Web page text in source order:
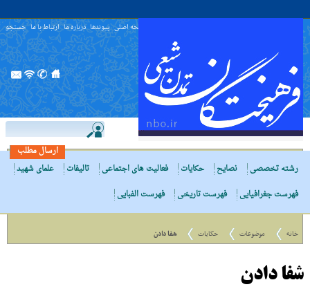
صفحه اصلی پیوندها درباره ما ارتباط با ما جستجو
ارسال مطلب
رشته تخصصی
نصایح حکایات فعالیت های اجتماعی تالیفات
علمای شهید
فهرست جغرافیایی
فهرست تاریخی فهرست الفبایی
خانه موضوعات حکایات شفا دادن
شفا دادن